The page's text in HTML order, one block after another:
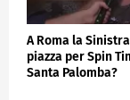
A Roma la
piazza per Spin
Santa Palomba?